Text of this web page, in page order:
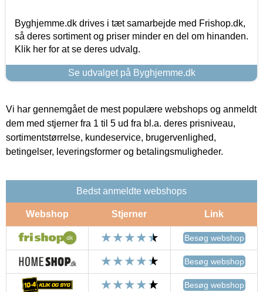
Byghjemme.dk drives i tæt samarbejde med Frishop.dk,
så deres sortiment og priser minder en del om hinanden.
Klik her for at se deres udvalg.
Se udvalget på Byghjemme.dk
Vi har gennemgået de mest populære webshops og anmeldt
dem med stjerner fra 1 til 5 ud fra bl.a. deres prisniveau,
sortimentstørrelse, kundeservice, brugervenlighed,
betingelser, leveringsformer og betalingsmuligheder.
Bedst anmeldte webshops
Webshop Stjerner Link
Besøg webshop
Besøg webshop
Besøg webshop